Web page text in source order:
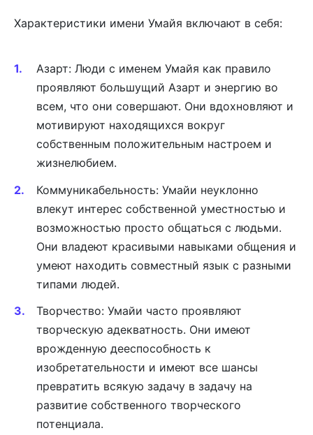
Характеристики имени Умайя включают в себя:
Азарт: Люди с именем Умайя как правило
проявляют большущий Азарт и энергию во
всем, что они совершают. Они вдохновляют и
мотивируют находящихся вокруг
собственным положительным настроем и
жизнелюбием.
Коммуникабельность: Умайи неуклонно
влекут интерес собственной уместностью и
возможностью просто общаться с людьми.
Они владеют красивыми навыками общения и
умеют находить совместный язык с разными
типами людей.
Творчество: Умайи часто проявляют
творческую адекватность. Они имеют
врожденную дееспособность к
изобретательности и имеют все шансы
превратить всякую задачу в задачу на
развитие собственного творческого
потенциала.